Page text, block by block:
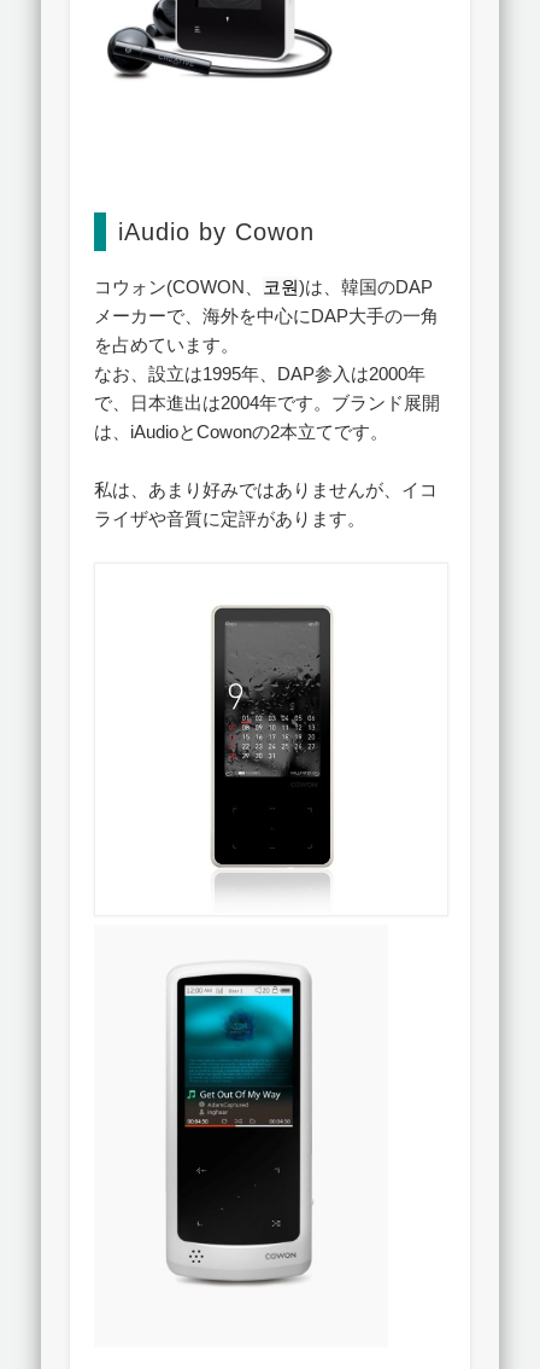
iAudio by Cowon
コウォン(COWON、 코원)は、韓国のDAP
メーカーで、海外を中心にDAP大手の一角
を占めています。
なお、設立は1995年、DAP参入は2000年
で、日本進出は2004年です。ブランド展開
は、iAudioとCowonの2本立てです。
私は、あまり好みではありませんが、イコ
ライザや音質に定評があります。